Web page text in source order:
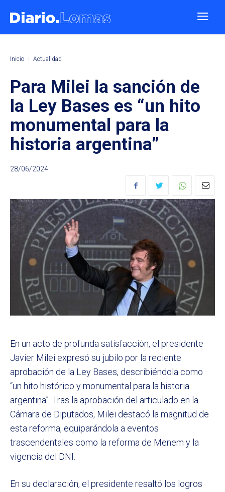
Inicio Actualidad
Para Milei la sanción de
la Ley Bases es “un hito
monumental para la
historia argentina”
28/06/2024
En un acto de profunda satisfacción, el presidente
Javier Milei expresó su jubilo por la reciente
aprobación de la Ley Bases, describiéndola como
“un hito histórico y monumental para la historia
argentina”. Tras la aprobación del articulado en la
Cámara de Diputados, Milei destacó la magnitud de
esta reforma, equiparándola a eventos
trascendentales como la reforma de Menem y la
vigencia del DNI.
En su declaración, el presidente resaltó los logros